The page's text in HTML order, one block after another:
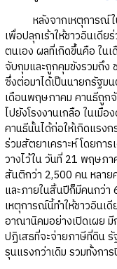
หลังจากเหตุการณ์
เพื่อปลุกเร้าให้ชาวอินเดี
ตนเอง ผลที่เกิดขึ้นคือ ใน
จับกุมและถูกคุมขังรวมถึง
ซึ่งต่อมาได้เป็นนายกรัฐม
เดือนพฤษภาคม คานธีถูก
ไปยังโรงงานเกลือ ในเมื
คานธีนั้นได้ก่อให้เกิดแรง
ร่วมสัตยาเคราะห์ โดยกา
วางไว้ใน วันที่ 21 พฤษภ
สันติกว่า 2,500 คน หลาย
และภายในสิ้นปีก็มีคนกว่
เหตุการณ์นี้ทำให้ชาวอินเ
อาณานิคมอย่างเปิดเผย
ปฏิเสธที่จะจ่ายภาษีที่ดิน
รุนแรงกว่าเดิม รวมทั้งกา